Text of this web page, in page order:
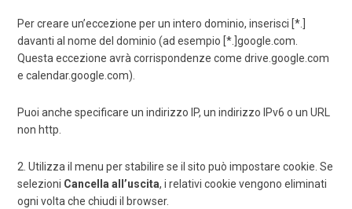
Per creare un’eccezione per un intero dominio, inserisci [*.]
davanti al nome del dominio (ad esempio [*.]google.com
Questa eccezione avrà corrispondenze come drive.google.com
e calendar.google.com).
Puoi anche specificare un indirizzo IP, un indirizzo IPv6 o un URL
non http.
2. Utilizza il menu per stabilire se il sito può impostare cookie. Se
selezioni Cancella all’uscita, i relativi cookie vengono eliminati
ogni volta che chiudi il browser.